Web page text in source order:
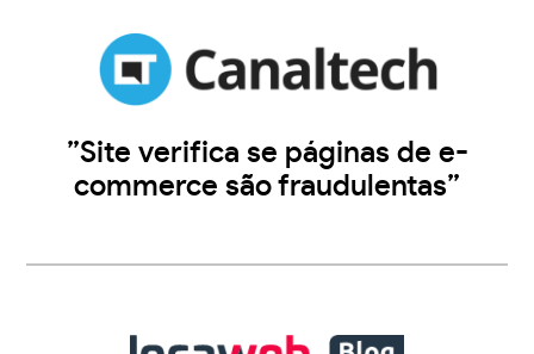
”Site verifica se páginas de e-
commerce são fraudulentas”